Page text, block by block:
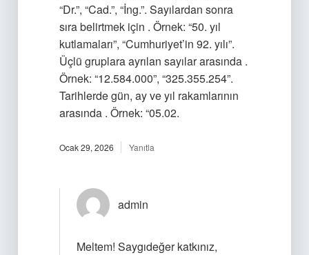
“Dr.”, “Cad.”, “İng.”. Sayılardan sonra
sıra belirtmek için . Örnek: “50. yıl
kutlamaları”, “Cumhuriyet’in 92. yılı”.
Üçlü gruplara ayrılan sayılar arasında .
Örnek: “12.584.000”, “325.355.254”.
Tarihlerde gün, ay ve yıl rakamlarının
arasında . Örnek: “05.02.
Ocak 29, 2026 Yanıtla
admin
Meltem! Saygıdeğer katkınız,